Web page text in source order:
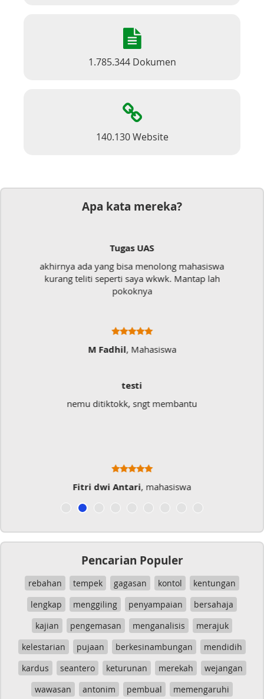
1.785.344 Dokumen
140.130 Website
Apa kata mereka?
Dokumen
Mudah sekali, tinggal kirim dokumennya
langsung jadi
Ratna Fa
Sangat Memukai
Sangat membantu buat type saya yang banyak
Musicer Indo
Pencarian Populer
rebahan tempek gagasan kontol
kentungan
lengkap
menggiling penyampaian
bersahaja
kajian
pengemasan menganalisis
merajuk
kelestarian
pujaan berkesinambungan
mendidih
kardus
seantero keturunan merekah
wejangan
wawasan
antonim pembual
memengaruhi